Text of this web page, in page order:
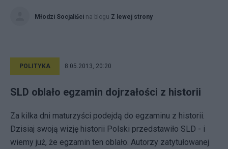
Młodzi Socjaliści na blogu Z lewej strony
POLITYKA 8.05.2013, 20:20
SLD oblało egzamin dojrzałości z historii
Za kilka dni maturzyści podejdą do egzaminu z historii.
Dzisiaj swoją wizję historii Polski przedstawiło SLD - i
wiemy już, że egzamin ten oblało. Autorzy zatytułowanej